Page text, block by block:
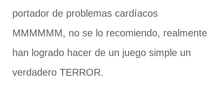
portador de problemas cardíacos
MMMMMM, no se lo recomiendo, realmente
han logrado hacer de un juego simple un
verdadero TERROR.